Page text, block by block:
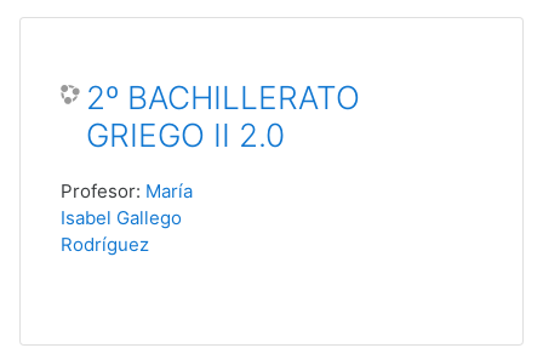
2º BACHILLERATO
GRIEGO II 2.0
Profesor: María
Isabel Gallego
Rodríguez